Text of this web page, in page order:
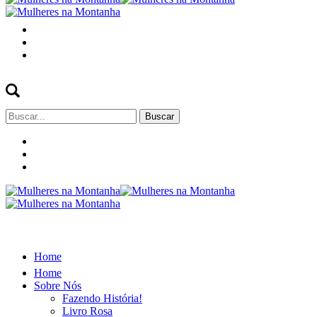
Buscar
por:
Home
Home
Sobre Nós
Fazendo História!
Livro Rosa